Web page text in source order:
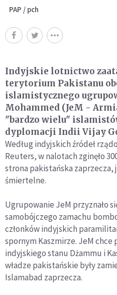
PAP / pch
Indyjskie lotnictwo
terytorium Pakistanu
islamistycznego
Mohammed (JeM -
"bardzo wielu"
dyplomacji Indii Vijay
Według indyjskich źródeł
Reuters, w nalotach zginęło
strona pakistańska zaprzecza,
śmiertelne.
Ugrupowanie JeM przyznało
samobójczego zamachu
członków indyjskich
spornym Kaszmirze. JeM chce
indyjskiego stanu Dżammu i
władze pakistańskie były
Islamabad zaprzecza.